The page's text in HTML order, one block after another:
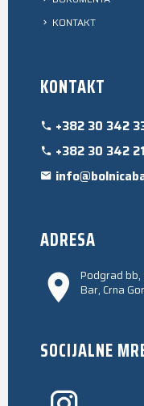
KONTAKT
KONTAKT
+382 30 342
+382 30 342
ADRESA
Podgrad
Bar, Crna
SOCIJALNE